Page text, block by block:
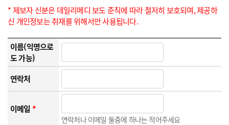
* 제보자 신분은 데일리메디 보도 준칙에 따라 철저히 보호되며, 제공하
신 개인정보는 취재를 위해서만 사용됩니다.
이름(익명으로
도 가능)
연락처
이메일*
연락처나 이메일 둘중에 하나는 적어주세요